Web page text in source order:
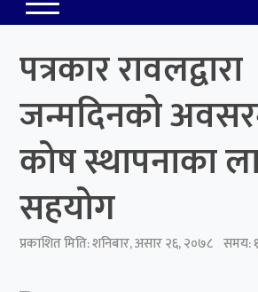
पत्रकार रावलद्वारा
जन्मदिनको
कोष स्थापनाका
सहयोग
प्रकाशित मिति:शनिबार, असार २६, २०७८ समय: